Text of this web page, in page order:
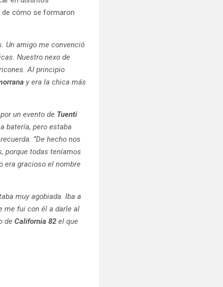
de cómo se formaron
Un amigo me convenció
Nuestro nexo de
Al principio
y era la chica más
un evento de Tuenti
batería, pero estaba
“De hecho nos
porque todas teníamos
era gracioso el nombre
muy agobiada. Iba a
me fui con él a darle al
deCalifornia 82el que